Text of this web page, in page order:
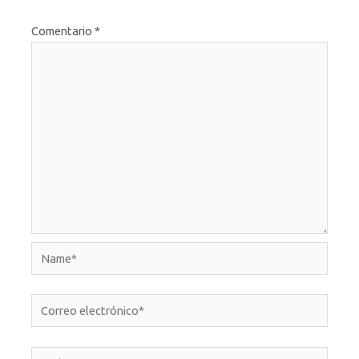
Comentario*
Name*
Correo
electrónico*